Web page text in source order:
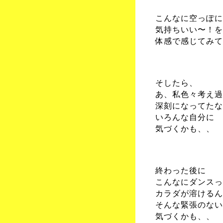
こんなに空っぽ
気持ちいい〜！を
体感で感じてみ
そしたら、
あ、私色々考え
深刻になってた
いろんな自分に
気づくかも、、
終わった後に
こんなにダンス
カラダが溶ける
そんな緊張のな
気づくかも、、